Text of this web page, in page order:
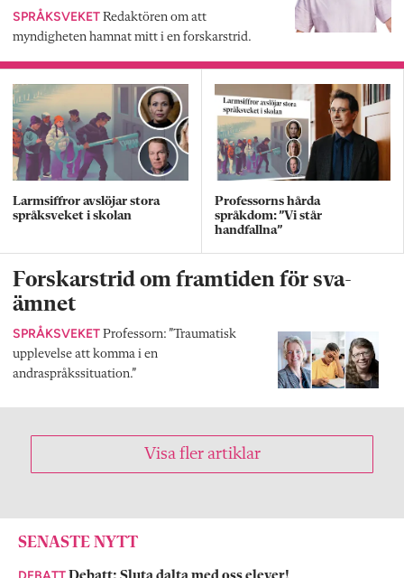
SPRÅKSVEKET Redaktören om att
myndigheten hamnat mitt i en forskarstrid.
Larmsiffror avslöjar stora
språksveket i skolan
Professorns hårda
språkdom: ”Vi står
handfallna”
Forskarstrid om framtiden för sva-
ämnet
SPRÅKSVEKET Professorn: ”Traumatisk
upplevelse att komma i en
andraspråkssituation.”
Visa fler artiklar
SENASTE NYTT